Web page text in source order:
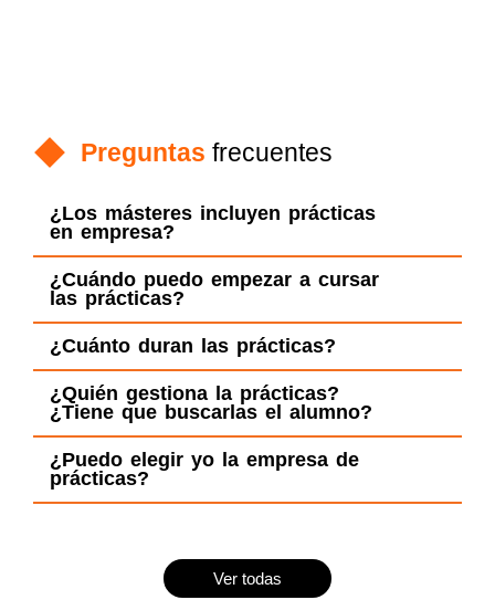
Preguntas frecuentes
¿Los másteres incluyen prácticas
en empresa?
¿Cuándo puedo empezar a cursar
las prácticas?
¿Cuánto duran las prácticas?
¿Quién gestiona la prácticas?
¿Tiene que buscarlas el alumno?
¿Puedo elegir yo la empresa de
prácticas?
Ver todas